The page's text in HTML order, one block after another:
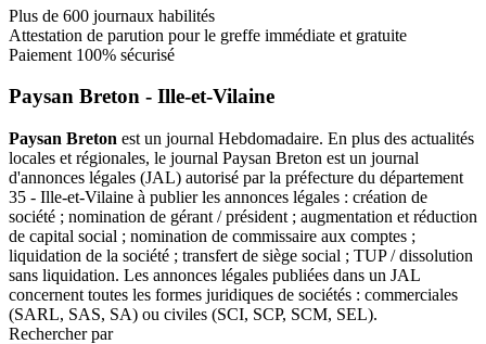
Plus de 600 journaux habilités
Attestation de parution pour le greffe immédiate et gratuite
Paiement 100% sécurisé
Paysan Breton - Ille-et-Vilaine
Paysan Breton est un journal Hebdomadaire. En plus des actualités
locales et régionales, le journal Paysan Breton est un journal
d'annonces légales (JAL) autorisé par la préfecture du département
35 - Ille-et-Vilaine à publier les annonces légales : création de
société ; nomination de gérant / président ; augmentation et réduction
de capital social ; nomination de commissaire aux comptes ;
liquidation de la société ; transfert de siège social ; TUP / dissolution
sans liquidation. Les annonces légales publiées dans un JAL
concernent toutes les formes juridiques de sociétés : commerciales
(SARL, SAS, SA) ou civiles (SCI, SCP, SCM, SEL).
Rechercher par